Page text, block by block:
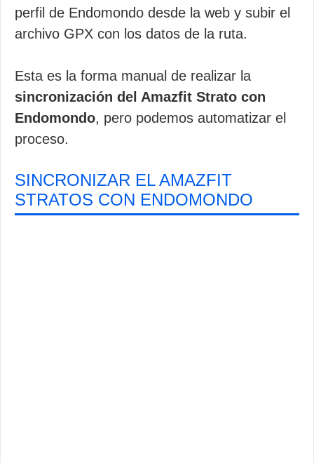
perfil de Endomondo desde la web y subir el
archivo GPX con los datos de la ruta.
Esta es la forma manual de realizar la
sincronización del Amazfit Strato con
Endomondo, pero podemos automatizar el
proceso.
SINCRONIZAR EL AMAZFIT
STRATOS CON ENDOMONDO